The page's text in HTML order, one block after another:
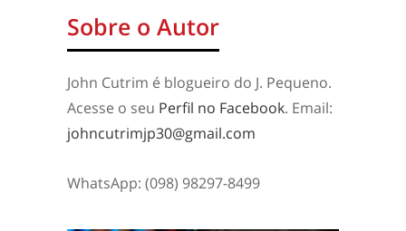
Sobre o Autor
John Cutrim é blogueiro do J. Pequeno.
Acesse o seu Perfil no Facebook. Email:
johncutrimjp30@gmail.com
WhatsApp: (098) 98297-8499